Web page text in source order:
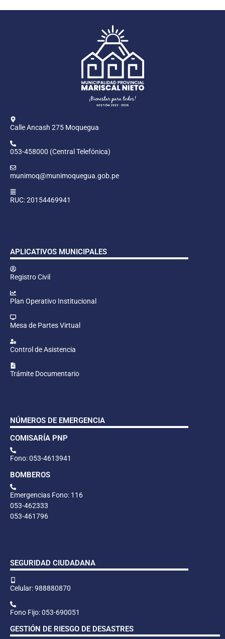
Calle Ancash 275 Moquegua
053-458000 (Central Telefónica)
munimoq@munimoquegua.gob.pe
RUC: 20154469941
APLICATIVOS MUNICIPALES
Registro Civil
Plan Operativo Institucional
Mesa de Partes Virtual
Control de Asistencia
Trámite Documentario
NÚMEROS DE EMERGENCIA
COMISARÍA PNP
Fono: 053-4613941
BOMBEROS
Emergencias Fono: 116
053-462333
053-461796
SEGURIDAD CIUDADANA
Celular: 988880870
Fono Fijo: 053-690051
GESTIÓN DE RIESGO DE DESASTRES